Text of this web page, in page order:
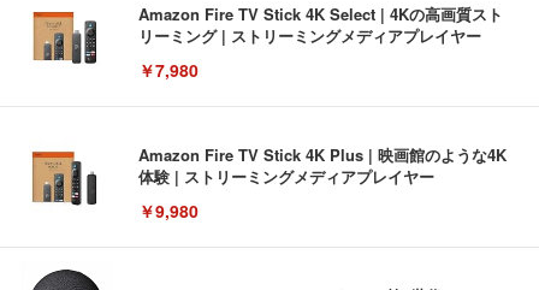
Amazon Fire TV Stick 4K Select | 4Kの高画質スト
リーミング | ストリーミングメディアプレイヤー
￥7,980
Amazon Fire TV Stick 4K Plus | 映画館のような4K
体験 | ストリーミングメディアプレイヤー
￥9,980